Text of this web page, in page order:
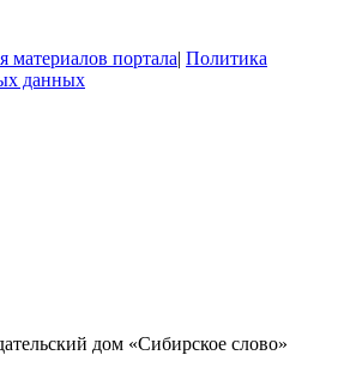
материалов портала| Политика
данных
дом «Сибирское слово»